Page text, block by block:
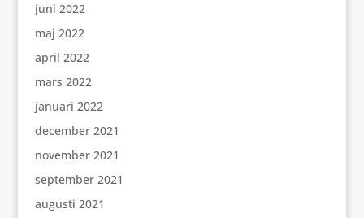
juni 2022
maj 2022
april 2022
mars 2022
januari 2022
december 2021
november 2021
september 2021
augusti 2021